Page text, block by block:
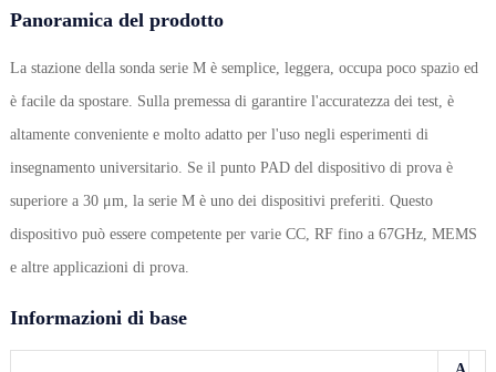
Panoramica del prodotto
La stazione della sonda serie M è semplice, leggera, occupa poco spazio ed
è facile da spostare. Sulla premessa di garantire l'accuratezza dei test, è
altamente conveniente e molto adatto per l'uso negli esperimenti di
insegnamento universitario. Se il punto PAD del dispositivo di prova è
superiore a 30 μm, la serie M è uno dei dispositivi preferiti. Questo
dispositivo può essere competente per varie CC, RF fino a 67GHz, MEMS
e altre applicazioni di prova.
Informazioni di base